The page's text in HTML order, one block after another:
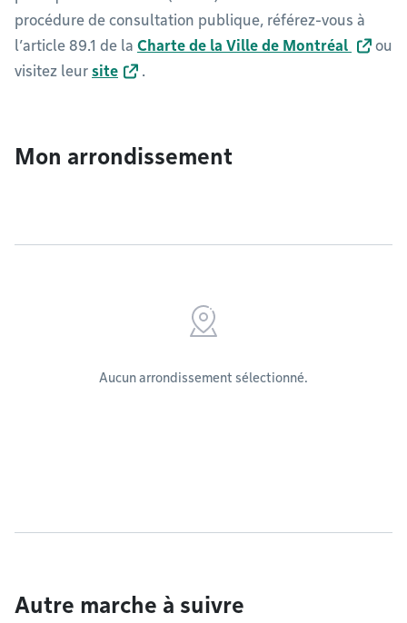
procédure de consultation publique, référez-vous à
l’article 89.1 de la Charte de la Ville de Montréal
ou
visitez leur site .
Mon arrondissement
Aucun arrondissement sélectionné.
Autre marche à suivre